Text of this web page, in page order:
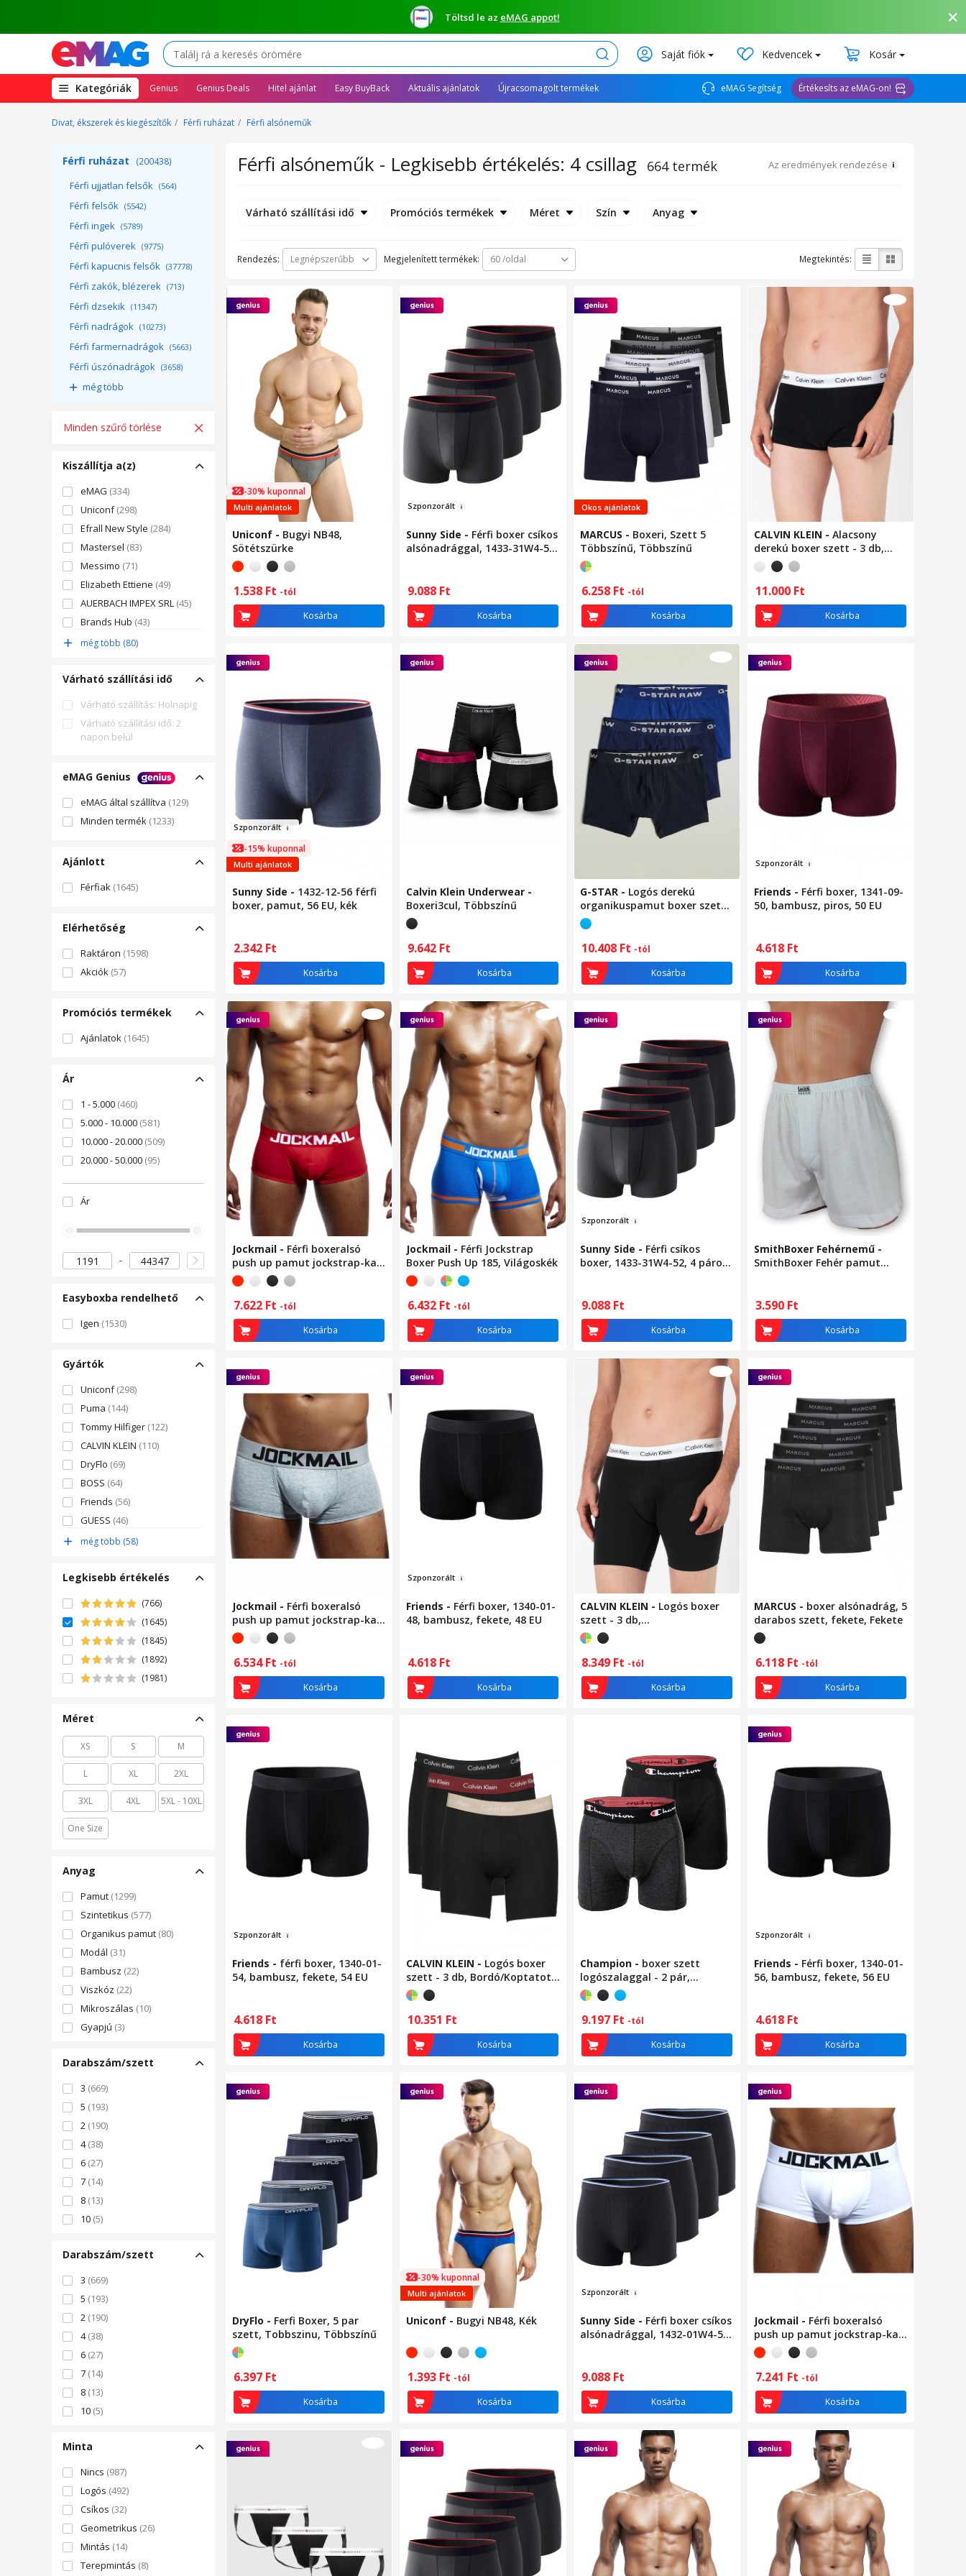
Töltsd le az eMAG appot!
Keresés Saját fiók Kedvencek Kosár
Kategóriák(open
megamenu)
Genius Genius Deals Hitel ajánlat Easy BuyBack Aktuális ajánlatok Újracsomagolt termékek eMAG Segítség Értékesíts az eMAG-on!
Divat, ékszerek és kiegészítők Férfi ruházat Férfi alsóneműk
Férfi ruházat (200438)
Férfi ujjatlan felsők (564)
Férfi felsők (5542)
Férfi ingek (5789)
Férfi pulóverek (9775)
Férfi kapucnis felsők (37778)
Férfi zakók, blézerek (713)
Férfi dzsekik (11347)
Férfi nadrágok (10273)
Férfi farmernadrágok (5663)
Férfi úszónadrágok (3658)
még több
Minden szűrő törlése
Kiszállítja a(z)
eMAG (334)
Uniconf(298)
Efrall New Style (284)
Mastersel (83)
Messimo (71)
Elizabeth Ettiene (49)
AUERBACH IMPEX SRL (45)
Brands Hub (43)
DUDA INTERIORS SPÓŁKA Z
VIVALDI LENJERIE(39)
még több (80)
Várható szállítási idő
Várható szállítás: Holnapig
Várható szállítási idő: 2
napon belül
eMAG Genius
eMAG által szállítva (129)
Minden termék (1233)
Ajánlott
Férfiak (1645)
Elérhetőség
Raktáron (1598)
Akciók (57)
Promóciós termékek
Ajánlatok (1645)
Ár
1 - 5.000 (460)
5.000 - 10.000 (581)
10.000 - 20.000 (509)
20.000 - 50.000 (95)
Ár
Easyboxba rendelhető
Igen (1530)
Gyártók
Uniconf(298)
Puma (144)
Tommy Hilfiger (122)
CALVIN KLEIN (110)
DryFlo (69)
BOSS (64)
Friends (56)
GUESS (46)
OTS(45)
még több (58)
Legkisebb értékelés
(766)
(1645)
(1845)
(1892)
(1981)
Méret
XS S M
L XL 2XL
3XL 4XL 5XL - 10XL
One Size
Anyag
Pamut (1299)
Szintetikus (577)
Organikus pamut (80)
Modál (31)
Bambusz (22)
Viszkóz (22)
Mikroszálas (10)
Gyapjú (3)
Darabszám/szett
3 (669)
5 (193)
2 (190)
4(38)
6 (27)
7 (14)
8 (13)
10 (5)
Darabszám/szett
3 (669)
5 (193)
2 (190)
4(38)
6 (27)
7 (14)
8 (13)
10 (5)
Minta
Nincs (987)
Logós (492)
Csíkos (32)
Geometrikus (26)
Mintás (14)
Terepmintás (8)
Férfi alsóneműk - Legkisebb értékelés: 4 csillag 664 termék Az eredmények rendezése
Várható szállítási idő Promóciós termékek Méret Szín Anyag
Rendezés: Legnépszerűbb Megjelenített termékek: 60 /oldal Megtekintés:
-30% kuponnal
Multi ajánlatok
Uniconf - Bugyi NB48,
Sötétszürke
1.538 Ft -tól
Kosárba
Szponzorált
Sunny Side - Férfi boxer csíkos
alsónadrággal, 1433-31W4-50,
50 EU
9.088 Ft
Kosárba
Okos ajánlatok
MARCUS - Boxeri, Szett 5
Többszínű, Többszínű
6.258 Ft -tól
Kosárba
CALVIN KLEIN - Alacsony
derekú boxer szett - 3 db,
Fekete/Fehér
11.000 Ft
Kosárba
Szponzorált
-15% kuponnal
Multi ajánlatok
Sunny Side - 1432-12-56 férfi
boxer, pamut, 56 EU, kék
2.342 Ft
Kosárba
Calvin Klein Underwear -
Boxeri3cul, Többszínű
9.642 Ft
Kosárba
G-STAR - Logós derekú
organikuspamut boxer szett -
3 db,
Sötétkék/Királykék/Tengerész
kék
10.408 Ft -tól
Kosárba
Szponzorált
Friends - Férfi boxer, 1341-09-
50, bambusz, piros, 50 EU
4.618 Ft
Kosárba
Jockmail - Férfi boxeralsó
push up pamut jockstrap-kal,
Piros
7.622 Ft -tól
Kosárba
Jockmail - Férfi Jockstrap
Boxer Push Up 185, Világoskék
6.432 Ft -tól
Kosárba
Szponzorált
Sunny Side - Férfi csíkos
boxer, 1433-31W4-52, 4 páros
9.088 Ft
Kosárba
SmithBoxer Fehérnemű -
SmithBoxer Fehér pamut
3.590 Ft
Kosárba
Jockmail - Férfi boxeralsó
push up pamut jockstrap-kal,
Szürke
6.534Ft -tól
Kosárba
Szponzorált
Friends - Férfi boxer, 1340-01-
48, bambusz, fekete, 48 EU
4.618 Ft
Kosárba
CALVIN KLEIN - Logós boxer
szett - 3 db,
Fehér/Fekete/Szürke
8.349 Ft -tól
Kosárba
MARCUS - boxer alsónadrág, 5
darabos szett, fekete, Fekete
6.118 Ft -tól
Kosárba
Szponzorált
Friends - férfi boxer, 1340-01-
54, bambusz, fekete, 54 EU
4.618 Ft
Kosárba
CALVIN KLEIN - Logós boxer
szett - 3 db, Bordó/Koptatott
fekete/Világosbézs
10.351 Ft
Kosárba
Champion - boxer szett
logószalaggal - 2 pár,
Fekete/Szürke
9.197 Ft -tól
Kosárba
Szponzorált
Friends - Férfi boxer, 1340-01-
56, bambusz, fekete, 56 EU
4.618 Ft
Kosárba
DryFlo - Ferfi Boxer, 5 par
szett, Tobbszinu, Többszínű
6.397 Ft
Kosárba
-30% kuponnal
Multi ajánlatok
Uniconf - Bugyi NB48, Kék
1.393 Ft -tól
Kosárba
Szponzorált
Sunny Side - Férfi boxer csíkos
alsónadrággal, 1432-01W4-54,
9.088 Ft
Kosárba
Jockmail - Férfi boxeralsó
push up pamut jockstrap-kal,
Fehér
7.241 Ft -tól
Kosárba